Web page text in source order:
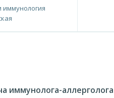
иммунология
иммунолога-